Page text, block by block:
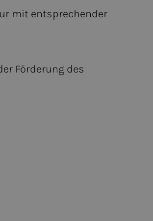
mit entsprechender
Förderung des